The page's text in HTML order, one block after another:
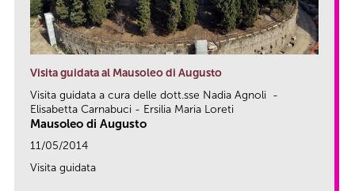
Visita guidata al Mausoleo di Augusto
Visita guidata a cura delle dott.sse Nadia Agnoli -
Elisabetta Carnabuci - Ersilia Maria Loreti
Mausoleo di Augusto
11/05/2014
Visita guidata